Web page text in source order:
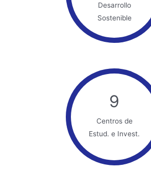
Desarrollo
Sostenible
9
Centros de
Estud. e Invest.